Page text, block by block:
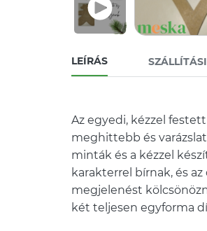
LEÍRÁS
Az egyedi, kézzel
meghittebb és
minták és a kézzel
karakterrel bírnak, és
megjelenést
két teljesen egyforma